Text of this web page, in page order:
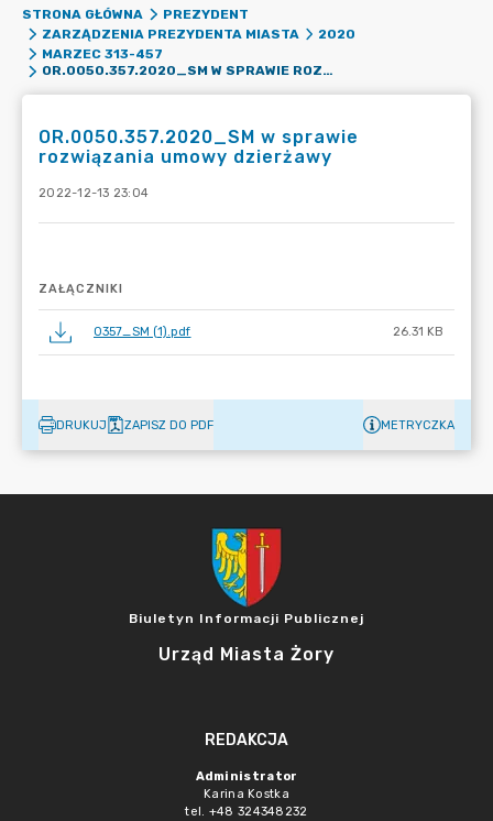
STRONA GŁÓWNA
PREZYDENT
ZARZĄDZENIA PREZYDENTA MIASTA
2020
MARZEC 313-457
OR.0050.357.2020_SM W SPRAWIE ROZWIĄZANIA UMOWY DZIERŻAWY
OR.0050.357.2020_SM w sprawie
rozwiązania umowy dzierżawy
2022-12-13 23:04
ZAŁĄCZNIKI
0357_SM (1).pdf 26.31 KB
DRUKUJ ZAPISZ DO PDF METRYCZKA
Biuletyn Informacji Publicznej
Urząd Miasta Żory
REDAKCJA
Administrator
Karina Kostka
tel. +48 324348232